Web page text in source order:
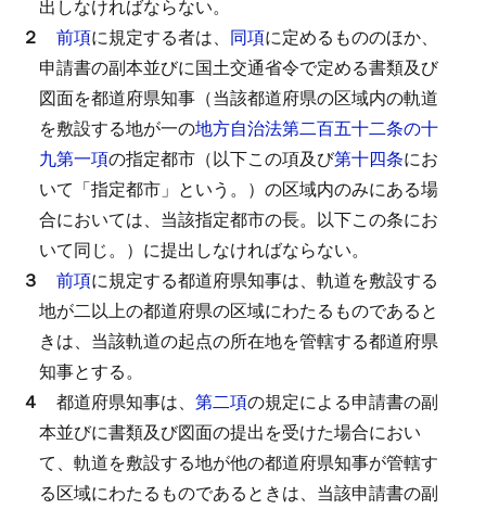
出しなければならない。
２ 前項に規定する者は、 同項に定めるもののほか、
申請書の副本並びに国土交通省令で定める書類及び
図面を都道府県知事（当該都道府県の区域内の軌道
を敷設する地が一の地方自治法第二百五十二条の十
九第一項の指定都市（以下この項及び第十四条にお
いて「指定都市」という。）の区域内のみにある場
合においては、当該指定都市の長。以下この条にお
いて同じ。）に提出しなければならない。
３ 前項に規定する都道府県知事は、軌道を敷設する
地が二以上の都道府県の区域にわたるものであると
きは、当該軌道の起点の所在地を管轄する都道府県
知事とする。
４ 都道府県知事は、 第二項の規定による申請書の副
本並びに書類及び図面の提出を受けた場合におい
て、軌道を敷設する地が他の都道府県知事が管轄す
る区域にわたるものであるときは、当該申請書の副